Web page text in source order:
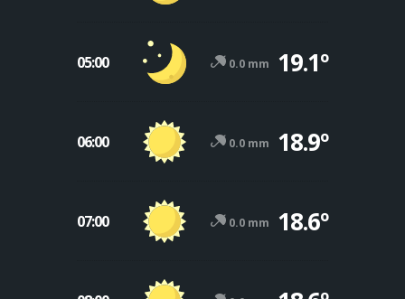
05:00 0.0 mm 19.1º
06:00 0.0 mm 18.9º
07:00 0.0 mm 18.6º